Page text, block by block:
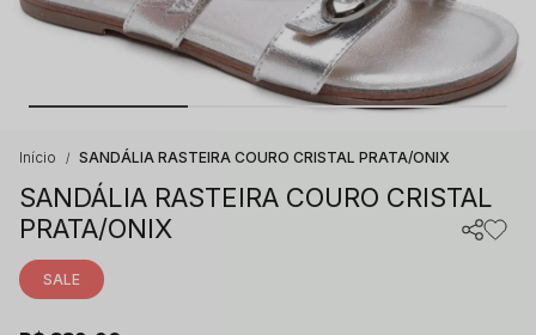
Início SANDÁLIA RASTEIRA COURO CRISTAL PRATA/ONIX
SANDÁLIA RASTEIRA COURO CRISTAL
PRATA/ONIX
SALE